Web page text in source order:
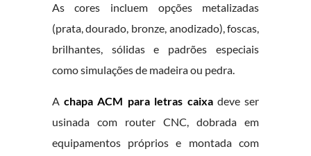
As cores incluem opções metalizadas
(prata, dourado, bronze, anodizado), foscas,
brilhantes, sólidas e padrões especiais
como simulações de madeira ou pedra.
Achapa ACM para letras caixadeve ser
usinada com router CNC, dobrada em
equipamentos próprios e montada com